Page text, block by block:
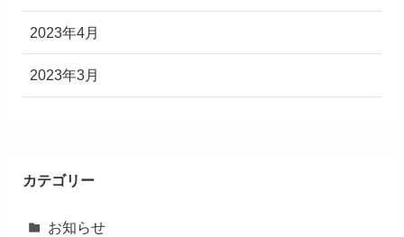
2023年4月
2023年3月
カテゴリー
お知らせ